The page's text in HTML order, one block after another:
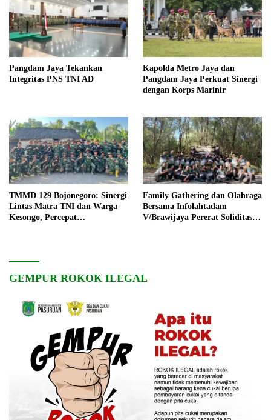
Pangdam Jaya Tekankan
Integritas PNS TNI AD
Kapolda Metro Jaya dan
Pangdam Jaya Perkuat Sinergi
dengan Korps Marinir
TMMD 129 Bojonegoro: Sinergi
Lintas Matra TNI dan Warga
Kesongo, Percepat
Family Gathering dan Olahraga
Bersama Infolahtadam
V/Brawijaya Pererat Soliditas
GEMPUR ROKOK ILEGAL